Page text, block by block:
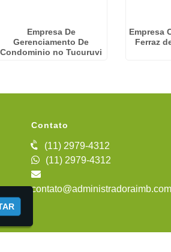
Empresa De
Gerenciamento De
Condominio no Tucuruvi
Empresa
Ferraz
Contato
(11) 2979-4312
(11) 2979-4312